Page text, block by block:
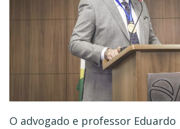
O advogado e professor Eduardo